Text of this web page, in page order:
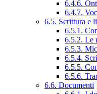
6.4.6.
6.4.7.
6.5. Scrittura e
6.5.1.
6.5.2. Le
6.5.3.
6.5.4.
6.5.5.
6.5.6.
6.6. Documenti